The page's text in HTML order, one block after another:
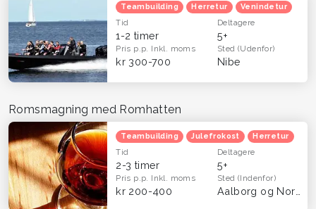
Teambuilding Herretur Venindetur
Tid
1-2 timer
Deltagere
5+
Pris p.p. Inkl. moms
kr 300-700
Sted(Udenfor)
Nibe
Romsmagning med Romhatten
Teambuilding Julefrokost Herretur
Tid
2-3 timer
Deltagere
5+
Pris p.p. Inkl. moms
kr 200-400
Sted(Indenfor)